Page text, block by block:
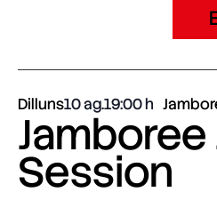
Dilluns10 ag.19:00
Jamboree
Session